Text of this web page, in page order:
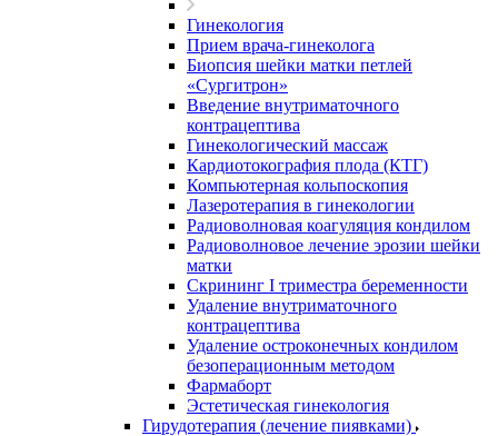
Гинекология
Прием врача-гинеколога
Биопсия шейки матки петлей
«Сургитрон»
Введение внутриматочного
контрацептива
Гинекологический массаж
Кардиотокография плода (КТГ)
Компьютерная кольпоскопия
Лазеротерапия в гинекологии
Радиоволновая коагуляция кондилом
Радиоволновое лечение эрозии шейки
матки
Скрининг I триместра беременности
Удаление внутриматочного
контрацептива
Удаление остроконечных кондилом
безоперационным методом
Фармаборт
Эстетическая гинекология
Гирудотерапия (лечение пиявками)